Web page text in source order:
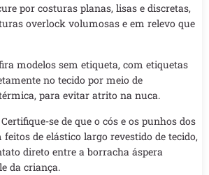
por costuras planas, lisas e discretas,
overlock volumosas e em relevo que
modelos sem etiqueta, com etiquetas
no tecido por meio de
para evitar atrito na nuca.
Certifique-se de que o cós e os punhos dos
de elástico largo revestido de tecido,
direto entre a borracha áspera
da criança.